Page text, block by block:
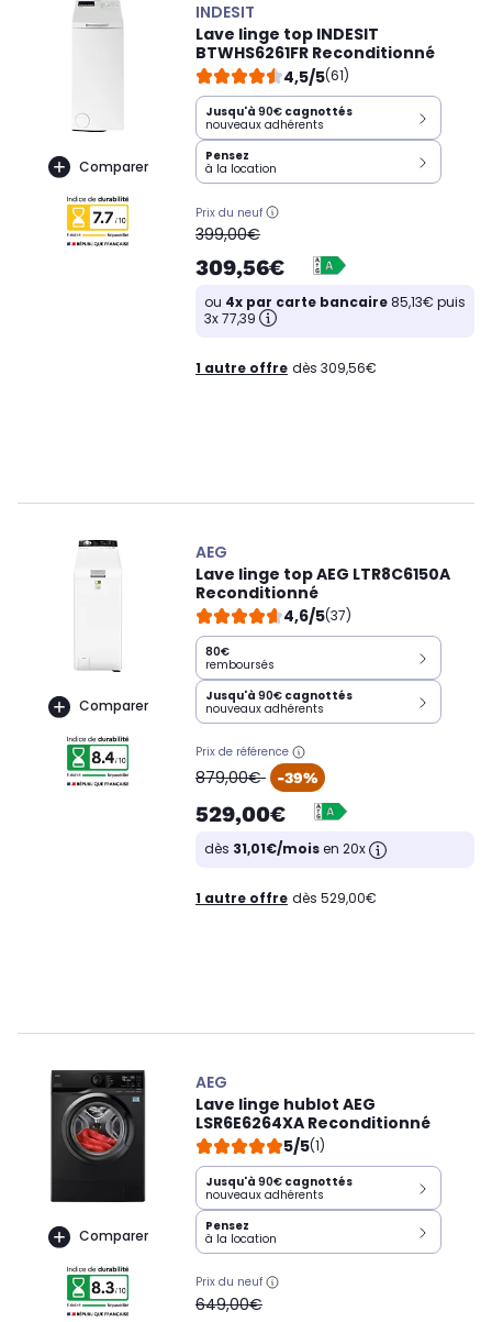
Comparer
INDESIT
Lave linge top INDESIT
BTWHS6261FR Reconditionné
4,5/5(61)
Jusqu'à 90€ cagnottés
nouveaux adhérents
Pensez
à la location
Prix du neuf
oldPrice
399,00€
309,56€
ou 4x par carte bancaire85,13€ puis
3x 77,39
1 autre offre dès 309,56€
Comparer
AEG
Lave linge top AEG LTR8C6150A
Reconditionné
4,6/5(37)
80€
remboursés
Jusqu'à 90€ cagnottés
nouveaux adhérents
Prix de référence
oldPrice
879,00€ -39%
529,00€
dès 31,01€/moisen 20x
1 autre offre dès 529,00€
Comparer
AEG
Lave linge hublot AEG
LSR6E6264XA Reconditionné
5/5(1)
Jusqu'à 90€ cagnottés
nouveaux adhérents
Pensez
à la location
Prix du neuf
oldPrice
649,00€